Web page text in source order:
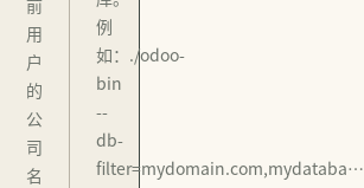
前
用
户
的
公
司
名
例
如：./odoo-
bin
--
db-
filter=mydomain.com,mydataba…